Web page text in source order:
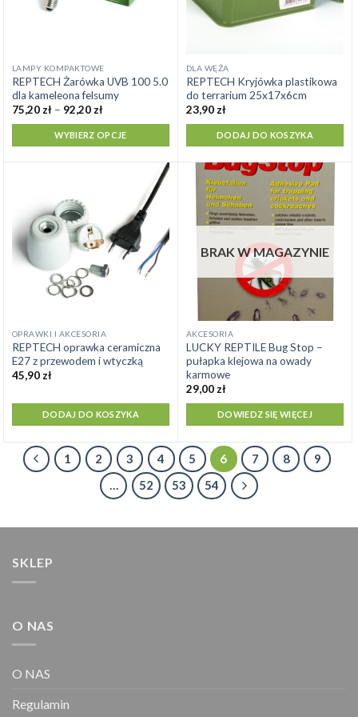
LAMPY KOMPAKTOWE
REPTECH Żarówka UVB 100 5.0
dla kameleona felsumy
75,20 zł – 92,20 złZakres
od
75,20 zł
do
WYBIERZ OPCJE
Ten
produkt
ma
wariantów.
stronie
produktu
DLA WĘŻA
REPTECH Kryjówka plastikowa
do terrarium 25x17x6cm
23,90 zł
DODAJ DO KOSZYKA
OPRAWKI I AKCESORIA
REPTECH oprawka ceramiczna
E27 z przewodem i wtyczką
45,90zł
DODAJ DO KOSZYKA
BRAK W MAGAZYNIE
AKCESORIA
LUCKY REPTILE Bug Stop –
pułapka klejowa na owady
karmowe
29,00zł
DOWIEDZ SIĘ WIĘCEJ
1 2 3 4 5 6 7 8
9
…
52 53 54
SKLEP
O NAS
O NAS
Regulamin